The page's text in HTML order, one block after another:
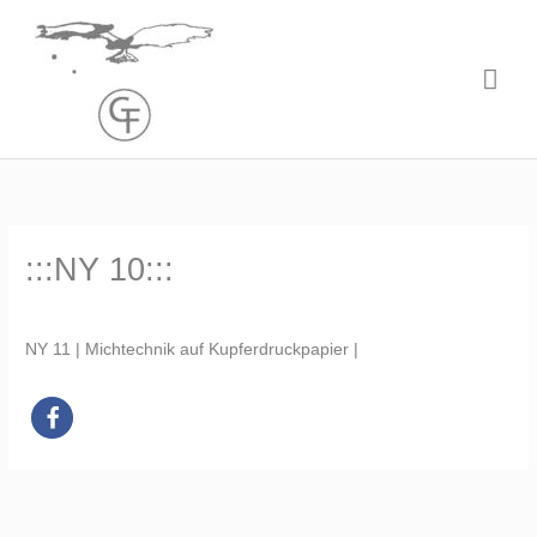
Inhalt
:::NY 10:::
NY 11 | Michtechnik auf Kupferdruckpapier |